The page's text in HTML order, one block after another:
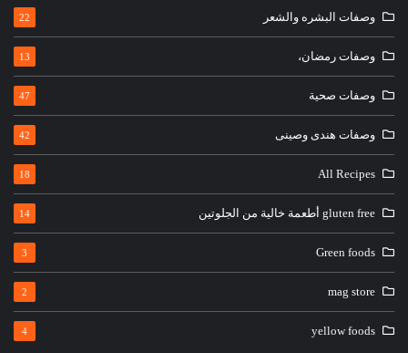
وصفات البشره والشعر 22
وصفات رمضان، 13
وصفات صحية 47
وصفات هندى وصينى 42
All Recipes
18
gluten free أطعمة خالية من الجلوتين 14
Green foods
3
mag store
2
yellow foods
4